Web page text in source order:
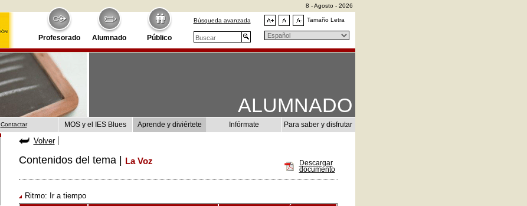
Profesorado Alumnado Público
8 - Agosto - 2026
Búsqueda avanzada Tamaño Letra
ALUMNADO
Contactar MOS y el IES Blues Aprende y diviértete Infórmate Para saber y disfrutar
Volver
Descargar
documento
Contenidos del tema | La Voz
Ritmo: Ir a tiempo